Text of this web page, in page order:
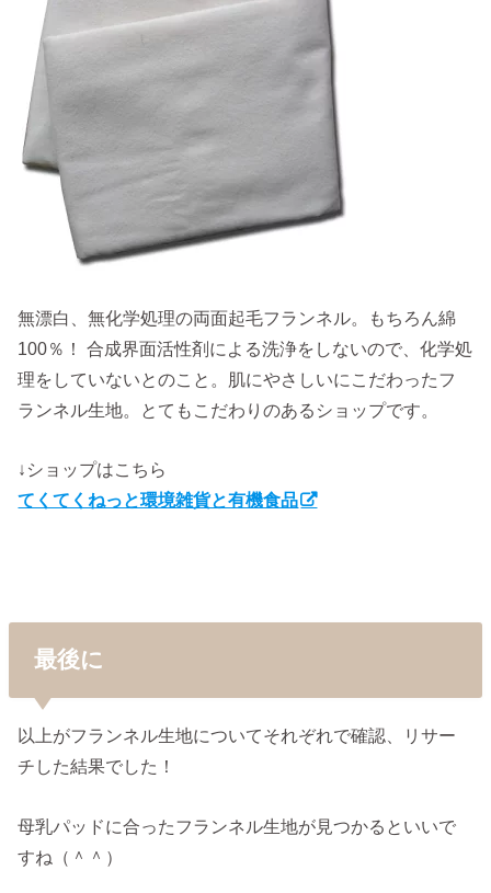
無漂白、無化学処理の両面起毛フランネル。もちろん綿
100％！ 合成界面活性剤による洗浄をしないので、化学処
理をしていないとのこと。肌にやさしいにこだわったフ
ランネル生地。とてもこだわりのあるショップです。
↓ショップはこちら
てくてくねっと環境雑貨と有機食品
最後に
以上がフランネル生地についてそれぞれで確認、リサー
チした結果でした！
母乳パッドに合ったフランネル生地が見つかるといいで
すね（＾＾）